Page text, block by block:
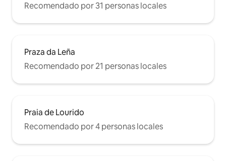
Recomendado por 31 personas locales
Praza da Leña
Recomendado por 21 personas locales
Praia de Lourido
Recomendado por 4 personas locales